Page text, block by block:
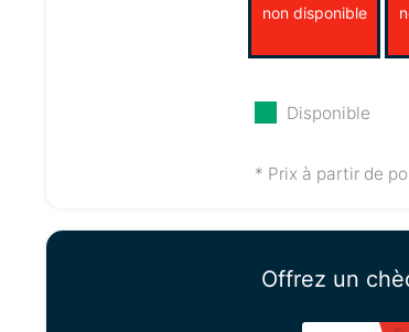
non disponible
Disponible
* Prix à partir de
Offrez un